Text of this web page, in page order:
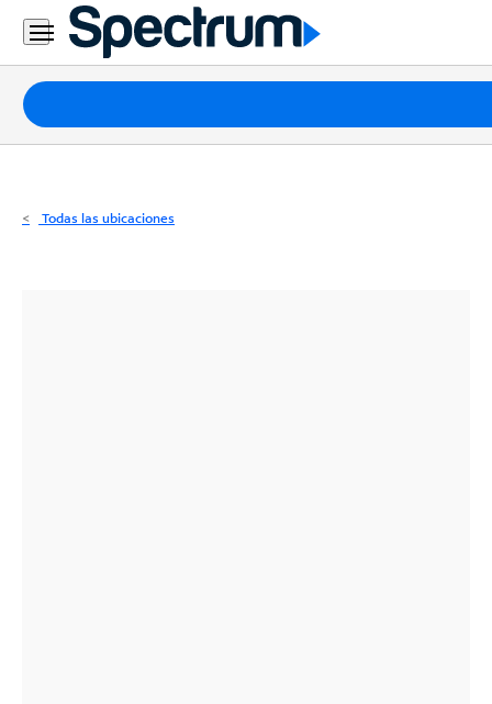
Residencial
Business
Paquetes
Internet
Todas las ubicaciones